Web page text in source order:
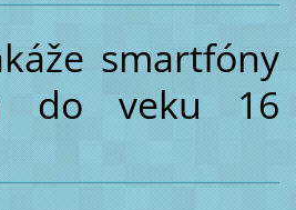
smartfóny
do veku 16